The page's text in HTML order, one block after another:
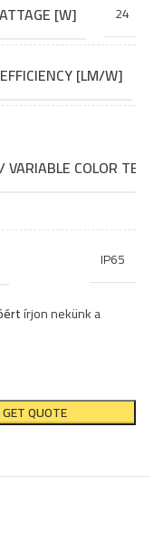
[W] 24
[LM/W]
COLOR
IP65
írjon nekünk a
QUOTE